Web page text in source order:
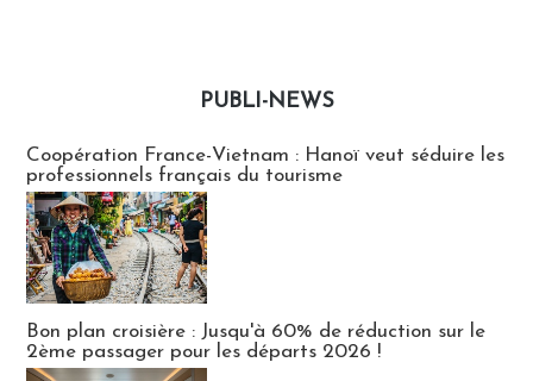
PUBLI-NEWS
Coopération France-Vietnam : Hanoï veut séduire les
professionnels français du tourisme
Bon plan croisière : Jusqu'à 60% de réduction sur le
2ème passager pour les départs 2026 !